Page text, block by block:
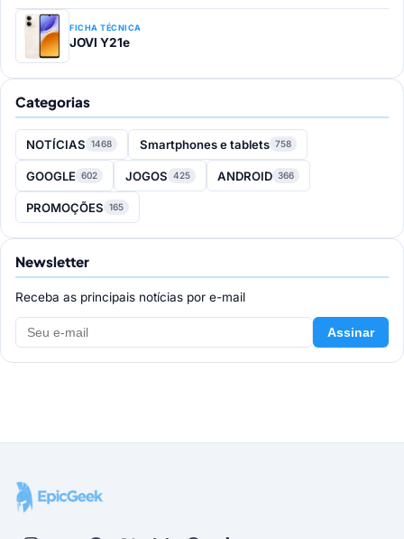
FICHA TÉCNICA
JOVI Y21e
Categorias
NOTÍCIAS 1468 Smartphones e tablets 758
GOOGLE 602 JOGOS 425 ANDROID 366
PROMOÇÕES 165
Newsletter
Receba as principais notícias por e-mail
Assinar